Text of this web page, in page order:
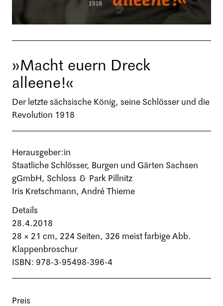
»Macht euern Dreck
alleene!«
Der letzte sächsische König, seine Schlösser und die
Revolution 1918
Herausgeber:in
Staatliche Schlösser, Burgen und Gärten Sachsen
gGmbH, Schloss & Park Pillnitz
Iris Kretschmann, André Thieme
Details
28.4.2018
28 × 21 cm, 224 Seiten, 326 meist farbige Abb.
Klappenbroschur
ISBN: 978-3-95498-396-4
Preis